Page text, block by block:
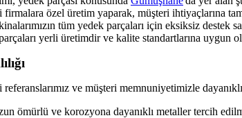
firmalara özel üretim yaparak, müşteri ihtiyaçlarına
tüm yedek parçaları için eksiksiz destek
yerli üretimdir ve kalite standartlarına uygun
ve müşteri memnuniyetimizle
ömürlü ve korozyona dayanıklı metaller tercih